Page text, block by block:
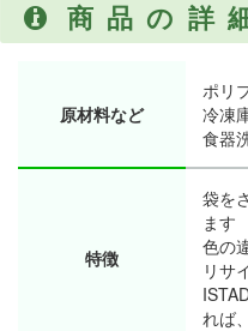
商品の詳
原材料など
ポリ
冷凍
食器
特徴
袋を
ます
色の
リサ
れば